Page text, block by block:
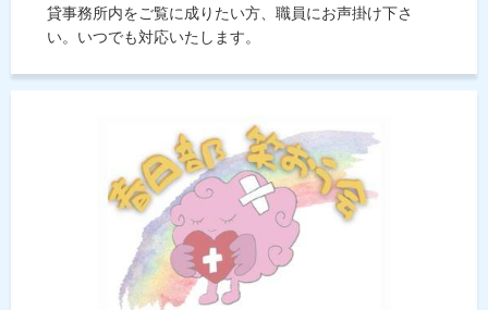
貸事務所内をご覧に成りたい方、職員にお声掛け下さ
い。いつでも対応いたします。